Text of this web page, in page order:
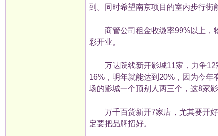
到。同时希望南京项目的室内步行街
商管公司租金收缴率99%以上，物
彩开业。
万达院线新开影城11家，力争12
16%，明年就能达到20%，因为今
场的影城一个顶别人两三个，这8家
万千百货新开7家店，尤其要开好
定要把品牌招好。